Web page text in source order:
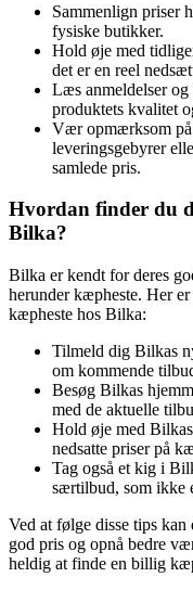
Sammenlign priser
fysiske butikker.
Hold øje med
det er en reel
Læs anmeldelser
produktets kvalitet
Vær opmærksom på
leveringsgebyrer
samlede pris.
Hvordan finder du
Bilka?
Bilka er kendt for deres
herunder kæpheste. Her
kæpheste hos Bilka:
Tilmeld dig Bilkas
om kommende
Besøg Bilkas
med de aktuelle
Hold øje med
nedsatte priser på
Tag også et kig i
særtilbud, som ikke
Ved at følge disse tips
god pris og opnå bedre
heldig at finde en billig